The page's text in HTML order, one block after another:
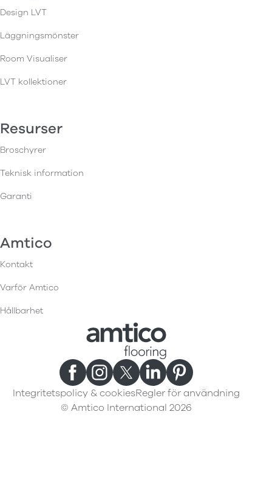
Design LVT
Läggningsmönster
Room Visualiser
LVT kollektioner
Resurser
Broschyrer
Teknisk information
Garanti
Amtico
Kontakt
Varför Amtico
Hållbarhet
Integritetspolicy & cookiesRegler för användning
© Amtico International 2026